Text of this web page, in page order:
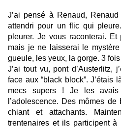
J’ai pensé à Renaud, Renaud
attendri pour un flic qui
pleurer. Je vous raconterai.
mais je ne laisserai le
gueule, les yeux, la gorge. 3 fois
J’ai tout vu, pont d’Austerlitz,
face aux “black block”. J’étais
mecs supers ! Je les
l’adolescence. Des mômes
chiant et attachants.
trentenaires et ils participent